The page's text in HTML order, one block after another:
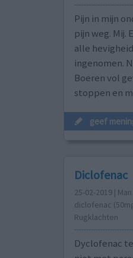
Pijn in mijn
pijn weg. Mij.
alle
ingenomen.
Boeren vol
stoppen en
geef
Diclofenac
25-02-2019 |
diclofenac
Rugklachten
Dyclofenac